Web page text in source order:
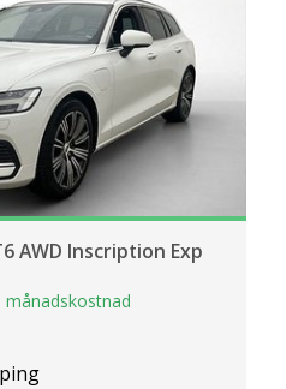
AWD Inscription Exp
månadskostnad